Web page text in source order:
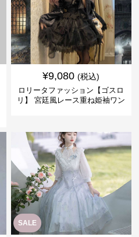
¥9,080 (税込)
ロリータファッション【ゴスロ
リ】 宮廷風レース重ね姫袖ワン
SALE